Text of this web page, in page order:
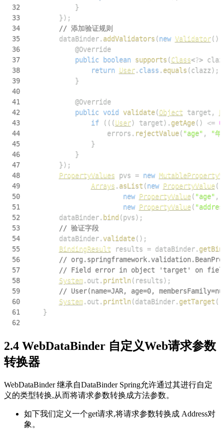
32
}
33
}) ;
34
// 添加验证规则
35
        dataBinder
. addValidators (new Validator( )
36
@Override
37
public boolean supports (Class<?>
38
return User. class . equals (clazz) ;
39
}
40
41
@Override
42
public void validate(Object target ,
43
if ( ( (User) target) . getAge( ) <= 0
44
                    errors
. rejectValue( "age" ,
"年
45
}
46
}
47
}) ;
48
PropertyValues pvs = new
49
Arrays . asList (new PropertyValue(
50
new PropertyValue( "age" ,
51
new PropertyValue(
52
        dataBinder
. bind (pvs) ;
53
// 验证字段
54
        dataBinder
. validate( ) ;
55
BindingResult results = dataBinder.
56
//
57
// Field error in object 'target' on field
58
System. out . println( results) ;
59
// User(name=JAR, age=0,
60
System. out . println(dataBinder. getTarget (
61
}
62
2.4 WebDataBinder 自定义Web请求参数
转换器
WebDataBinder 继承自DataBinder Spring允许通过其进行自定
义的类型转换,从而将请求参数转换成方法参数。
如下我们定义一个get请求,将请求参数转换成 Address对
象。